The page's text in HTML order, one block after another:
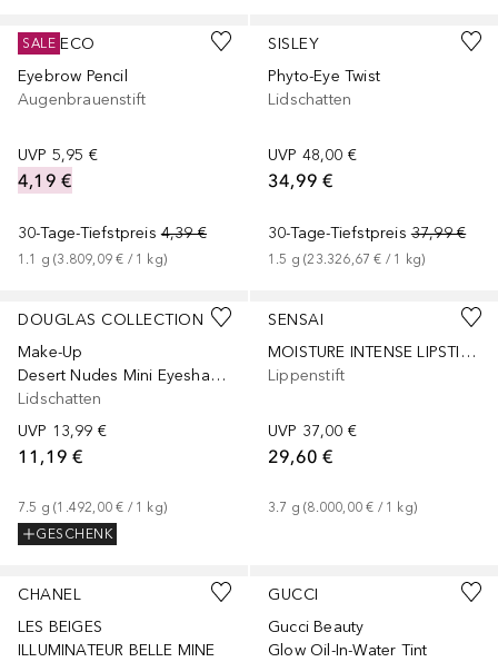
ARTDECO
Eyebrow Pencil
Augenbrauenstift
UVP 5,95 €
4,19 €
30-Tage-Tiefstpreis 4,39 €
1.1 g (3.809,09 € / 1 kg)
SALE
SISLEY
Phyto-Eye Twist
Lidschatten
UVP 48,00 €
34,99 €
30-Tage-Tiefstpreis 37,99 €
1.5 g (23.326,67 € / 1 kg)
DOUGLAS COLLECTION
Make-Up
Desert Nudes Mini Eyeshadow Palette
Lidschatten
UVP 13,99 €
11,19 €
7.5 g (1.492,00 € / 1 kg)
GESCHENK
SENSAI
MOISTURE INTENSE LIPSTICK (REFILL)
Lippenstift
UVP 37,00 €
29,60 €
3.7 g (8.000,00 € / 1 kg)
+9
CHANEL
LES BEIGES
ILLUMINATEUR BELLE MINE
GUCCI
Gucci Beauty
Glow Oil-In-Water Tint